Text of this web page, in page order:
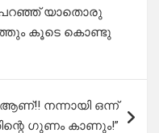
പറഞ്ഞ് യാതൊരു
കൂടെ കൊണ്ടു
നന്നായി ഒന്ന്
ഗുണം കാണും!”